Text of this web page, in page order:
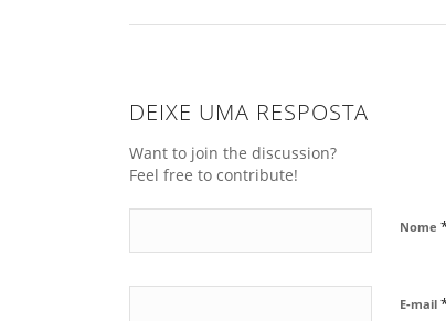
DEIXE UMA RESPOSTA
Want to join the discussion?
Feel free to contribute!
Nome
E-mail